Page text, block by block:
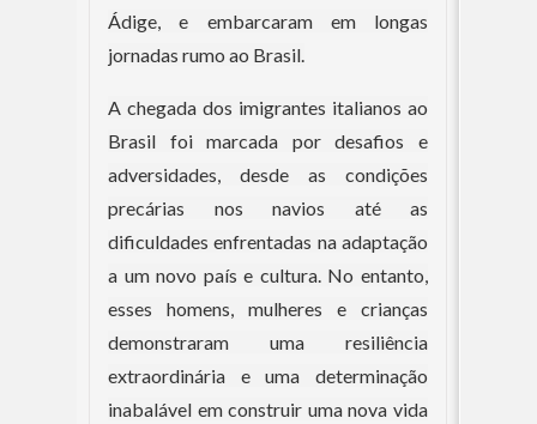
Ádige, e embarcaram em longas
jornadas rumo ao Brasil.
A chegada dos imigrantes italianos ao
Brasil foi marcada por desafios e
adversidades, desde as condições
precárias nos navios até as
dificuldades enfrentadas na adaptação
a um novo país e cultura. No entanto,
esses homens, mulheres e crianças
demonstraram uma resiliência
extraordinária e uma determinação
inabalável em construir uma nova vida